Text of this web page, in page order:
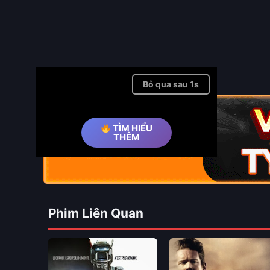
TÌM HIỂU
THÊM
Bỏ qua quảng cáo ➤
Phim Liên Quan